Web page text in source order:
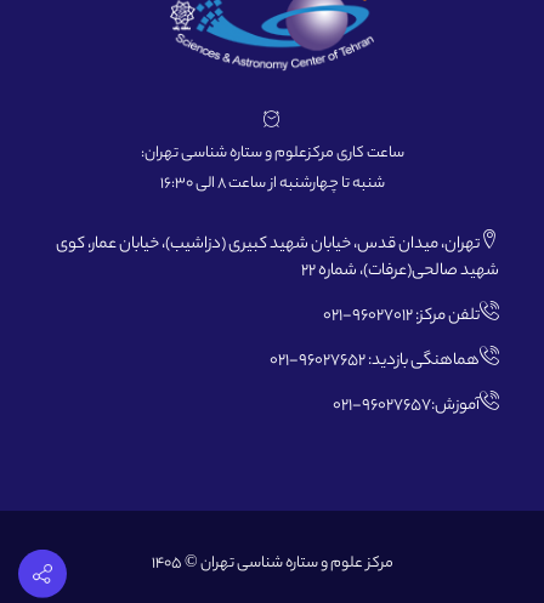
ساعت کاری مرکزعلوم و ستاره شناسی تهران:
شنبه تا چهارشنبه از ساعت 8 الی 16:30
تهران، میدان قدس، خیابان شهید کبیری (دزاشیب)، خیابان عمار، کوی
شهید صالحی(عرفات)، شماره 22
تلفن مرکز: 96027012-021
هماهنگی بازدید: 96027652-021
آموزش:96027657-021
مرکز علوم و ستاره شناسی تهران © 1405